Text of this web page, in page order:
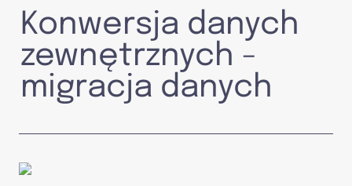
Konwersja danych
zewnętrznych -
migracja danych